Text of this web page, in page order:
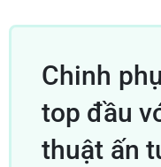
Chinh
top đầu
thuật ấn